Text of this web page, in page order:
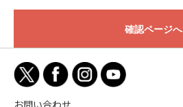
確認ページへ
お問い合わせ